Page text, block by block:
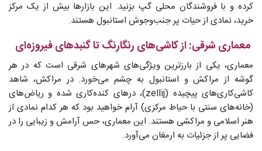
کرده و با فروشندگان محلی گپ بزنید. این بازارها بیش از یک مرکز
خرید، نمادی از حیات پر جنب‌وجوش استانبول هستند.
معماری شرقی: از کاشی‌های رنگارنگ تا گنبدهای فیروزه‌ای
معماری، یکی از بارزترین ویژگی‌های شهرهای شرقی است که در هر
گوشه از مراکش و استانبول به چشم می‌خورد. در مراکش، شاهد
کاشی‌کاری‌های پیچیده (zellij)، درهای کنده‌کاری شده و ریاض‌های
(خانه‌های سنتی با حیاط مرکزی) آرام خواهید بود که هر کدام نمادی از
هنر اسلامی و مراکشی هستند. این معماری، حس آرامش و زیبایی را در
فضایی پر از جزئیات به ارمغان می‌آورد.